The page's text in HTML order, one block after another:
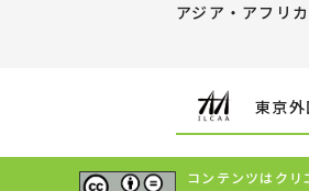
アジア・アフリ
東京
コンテンツはクリ